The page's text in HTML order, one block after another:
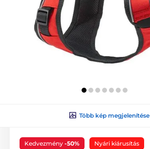
Több kép megjelenítése
Kedvezmény -50% Nyári kiárusítás